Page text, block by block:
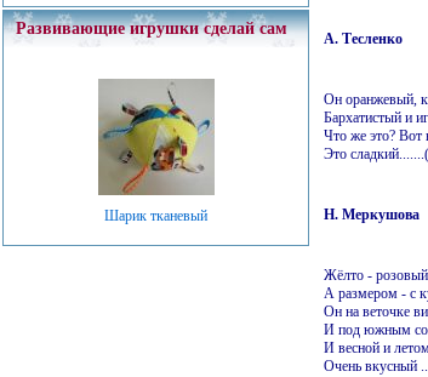
Развивающие игрушки сделай сам
Шарик тканевый
А. Тесленко
Он оранжевый,
Бархатистый и
Что же это? Вот
Это
Н. Меркушова
Жёлто -
А размером - с
Он на веточке
И под южным
И весной и
Очень вкусный